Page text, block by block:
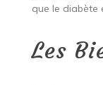
que le diabète
Les